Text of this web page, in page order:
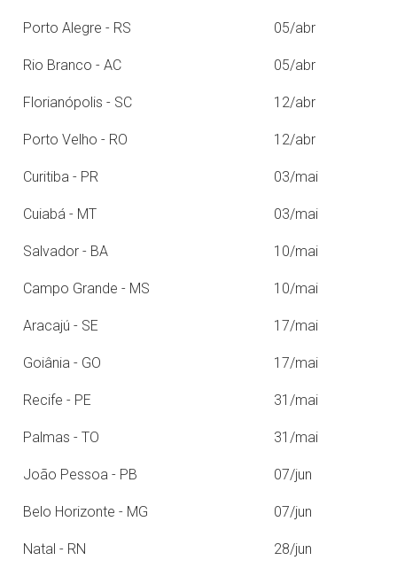
Porto Alegre - RS 05/abr
Rio Branco - AC 05/abr
Florianópolis - SC 12/abr
Porto Velho - RO 12/abr
Curitiba - PR 03/mai
Cuiabá - MT 03/mai
Salvador - BA 10/mai
Campo Grande - MS 10/mai
Aracajú - SE 17/mai
Goiânia - GO 17/mai
Recife - PE 31/mai
Palmas - TO 31/mai
João Pessoa - PB 07/jun
Belo Horizonte - MG 07/jun
Natal - RN 28/jun